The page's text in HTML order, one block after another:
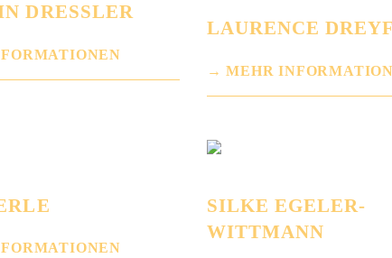
DRESSLER
LAURENCE
MEHR
SILKE EGELER-
WITTMANN